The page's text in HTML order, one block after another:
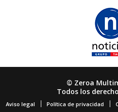
© Zeroa
Todos los
Aviso legal Política de privacidad